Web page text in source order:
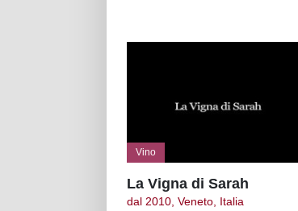
Vino
La Vigna di Sarah
dal 2010, Veneto, Italia